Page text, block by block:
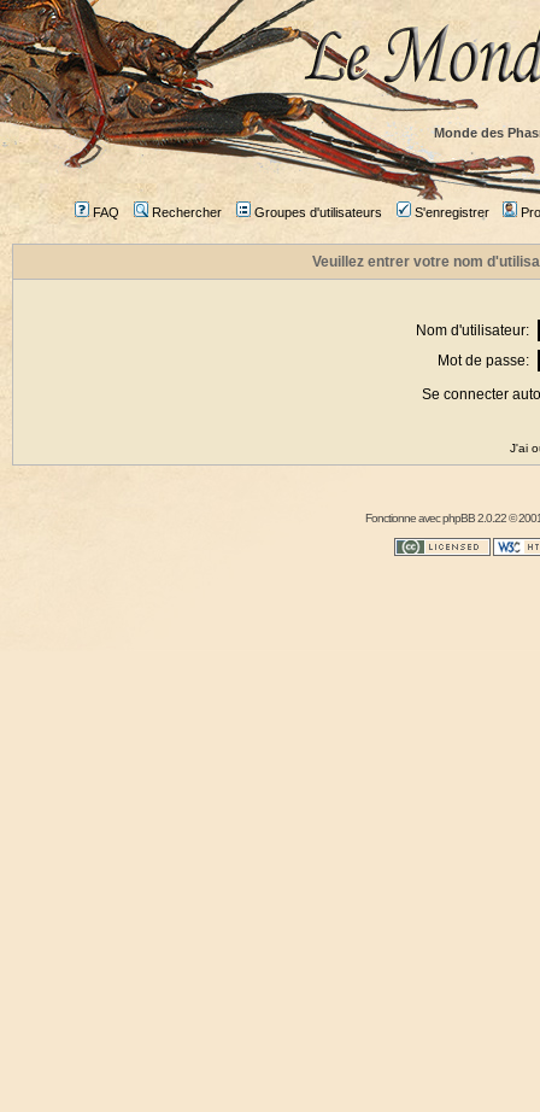
Monde des
FAQ Rechercher Groupes d'utilisateurs S'enregistrer
Veuillez entrer votre nom
Nom d'utilisateur:
Mot de passe:
Se connecter
J'ai
Fonctionne avecphpBB2.0.22 ©